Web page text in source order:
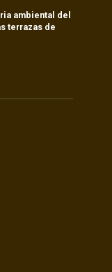
ambiental del
terrazas de